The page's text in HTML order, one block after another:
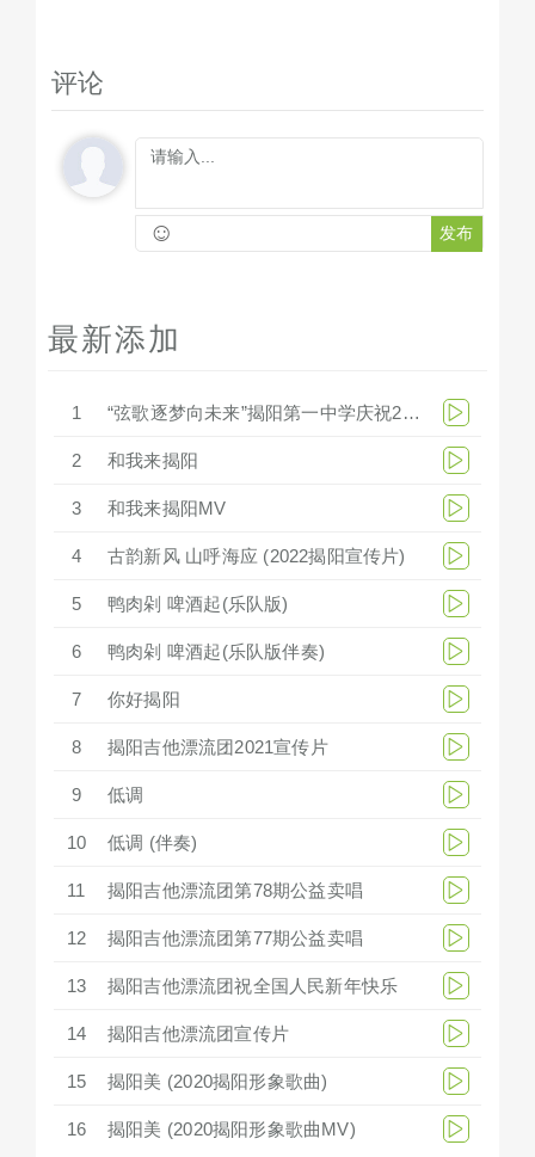
评论
☺ 发布
最新添加
1 “弦歌逐梦向未来”揭阳第一中学庆祝279周年华诞文艺汇演
2 和我来揭阳
3 和我来揭阳MV
4 古韵新风 山呼海应 (2022揭阳宣传片)
5 鸭肉剁 啤酒起(乐队版)
6 鸭肉剁 啤酒起(乐队版伴奏)
7 你好揭阳
8 揭阳吉他漂流团2021宣传片
9 低调
10 低调 (伴奏)
11 揭阳吉他漂流团第78期公益卖唱
12 揭阳吉他漂流团第77期公益卖唱
13 揭阳吉他漂流团祝全国人民新年快乐
14 揭阳吉他漂流团宣传片
15 揭阳美 (2020揭阳形象歌曲)
16 揭阳美 (2020揭阳形象歌曲MV)